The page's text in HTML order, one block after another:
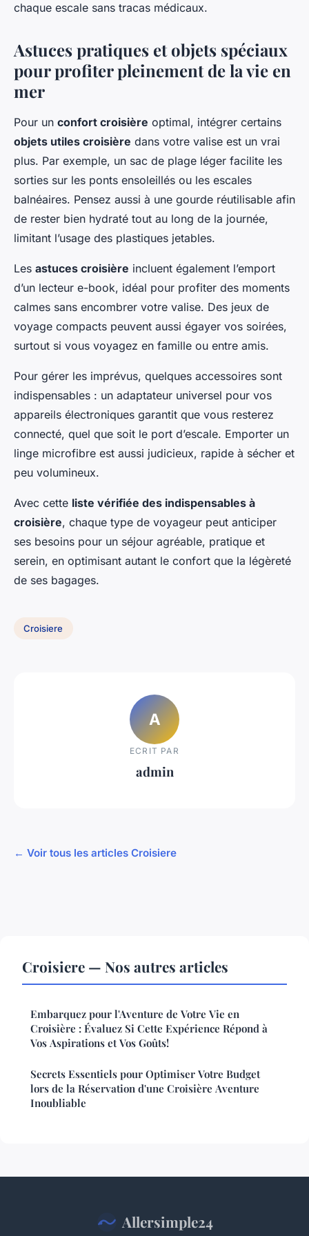
chaque escale sans tracas médicaux.
Astuces pratiques et objets spéciaux
pour profiter pleinement de la vie en
mer
Pour un confort croisière optimal, intégrer certains
objets utiles croisière dans votre valise est un vrai
plus. Par exemple, un sac de plage léger facilite les
sorties sur les ponts ensoleillés ou les escales
balnéaires. Pensez aussi à une gourde réutilisable afin
de rester bien hydraté tout au long de la journée,
limitant l’usage des plastiques jetables.
Les astuces croisière incluent également l’emport
d’un lecteur e-book, idéal pour profiter des moments
calmes sans encombrer votre valise. Des jeux de
voyage compacts peuvent aussi égayer vos soirées,
surtout si vous voyagez en famille ou entre amis.
Pour gérer les imprévus, quelques accessoires sont
indispensables : un adaptateur universel pour vos
appareils électroniques garantit que vous resterez
connecté, quel que soit le port d’escale. Emporter un
linge microfibre est aussi judicieux, rapide à sécher et
peu volumineux.
Avec cette liste vérifiée des indispensables à
croisière, chaque type de voyageur peut anticiper
ses besoins pour un séjour agréable, pratique et
serein, en optimisant autant le confort que la légèreté
de ses bagages.
Croisiere
A
ECRIT PAR
admin
← Voir tous les articles Croisiere
Croisiere — Nos autres articles
Embarquez pour l'Aventure de Votre Vie en
Croisière : Évaluez Si Cette Expérience Répond à
Vos Aspirations et Vos Goûts!
Secrets Essentiels pour Optimiser Votre Budget
lors de la Réservation d'une Croisière Aventure
Inoubliable
Allersimple24